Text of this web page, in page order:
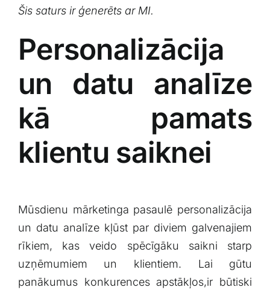
Šis saturs ir ‌ģenerēts ar MI.
Personalizācija
un datu analīze
kā ‍pamats
klientu saiknei
Mūsdienu‍ mārketinga pasaulē personalizācija
un datu analīze‌ kļūst par diviem​ galvenajiem
rīkiem, ⁤kas veido spēcīgāku saikni starp
‍uzņēmumiem ‍un klientiem. Lai ⁣gūtu
⁣panākumus konkurences ⁢apstākļos,ir ​būtiski